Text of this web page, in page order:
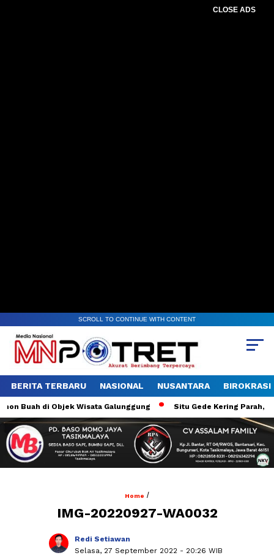
CLOSE ADS
SCROLL TO CONTINUE WITH CONTENT
BERITA TERBARU NASIONAL NUSANTARA BIROKRASI
Buah di Objek Wisata Galunggung Situ Gede Kering Parah,
Home /
IMG-20220927-WA0032
Redi Setiawan
Selasa, 27 September 2022 - 20:26 WIB